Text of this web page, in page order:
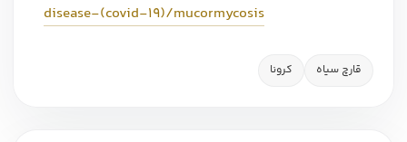
disease-(covid-19)/mucormycosis
قارچ سیاه کرونا